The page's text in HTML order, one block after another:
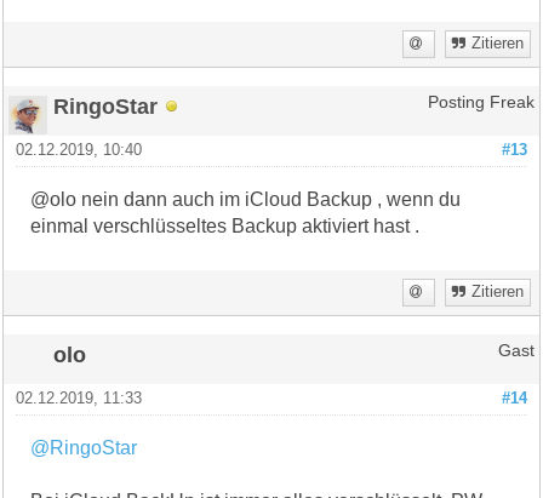
Zitieren
RingoStar Posting Freak
#13
02.12.2019, 10:40
@olo nein dann auch im iCloud Backup , wenn du
einmal verschlüsseltes Backup aktiviert hast .
Zitieren
olo Gast
#14
02.12.2019, 11:33
@RingoStar